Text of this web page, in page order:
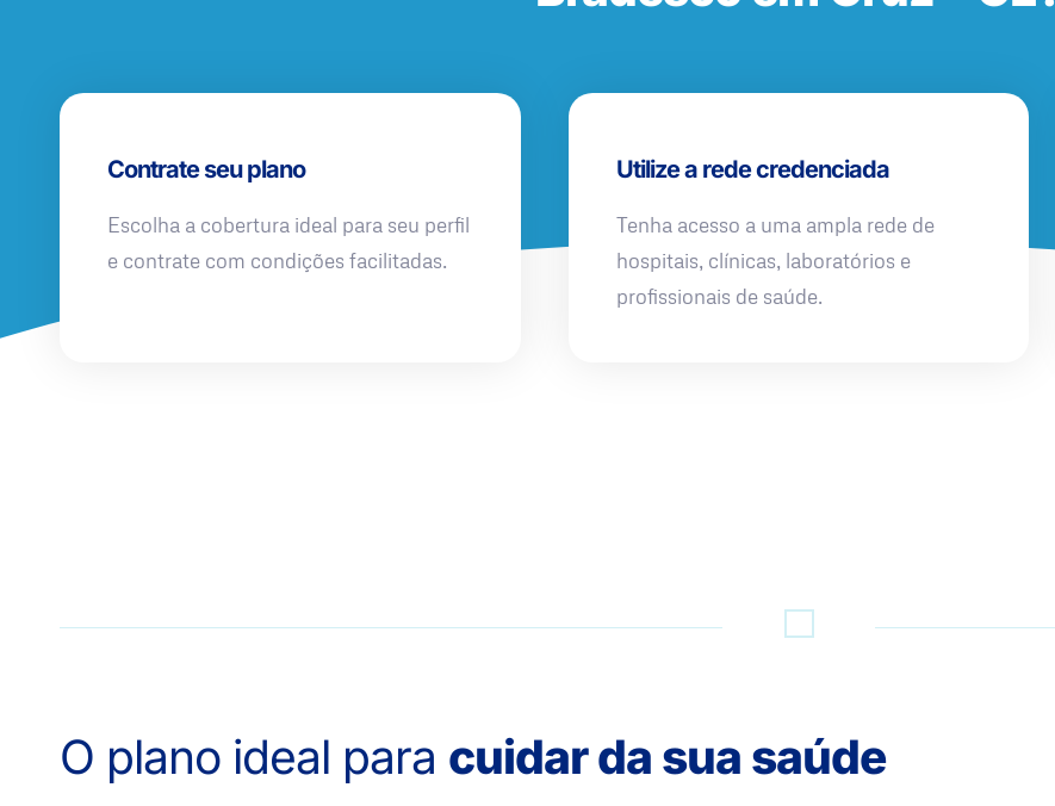
Contrate seu plano
Escolha a cobertura ideal para seu perfil
e contrate com condições facilitadas.
Utilize a rede credenciada
Tenha acesso a uma ampla rede de
hospitais, clínicas, laboratórios e
profissionais de saúde.
O plano ideal para cuidar da sua saúde